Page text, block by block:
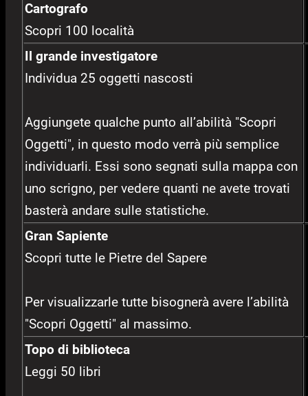
Cartografo
Scopri 100 località
Il grande investigatore
Individua 25 oggetti nascosti
Aggiungete qualche punto all’abilità "Scopri
Oggetti", in questo modo verrà più semplice
individuarli. Essi sono segnati sulla mappa con
uno scrigno, per vedere quanti ne avete trovati
basterà andare sulle statistiche.
Gran Sapiente
Scopri tutte le Pietre del Sapere
Per visualizzarle tutte bisognerà avere l’abilità
"Scopri Oggetti" al massimo.
Topo di biblioteca
Leggi 50 libri